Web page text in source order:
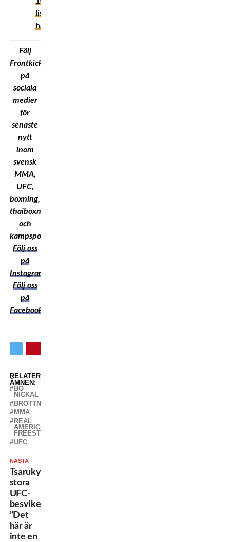
listan
här!
Följ
Frontkick.Online
på
sociala
medier
för
senaste
nytt
inom
svensk
MMA,
UFC,
boxning,
thaiboxning
och
kampsport!
Följ oss
på
Instagram
Följ oss
på
Facebook
RELATERADE
ÄMNEN:
BO
NICKAL
BROTTNING
MMA
REAL
AMERICAN
FREESTYLE
UFC
NÄSTA
Tsarukyans
stora
UFC-
besvikelse:
”Det
här är
inte en